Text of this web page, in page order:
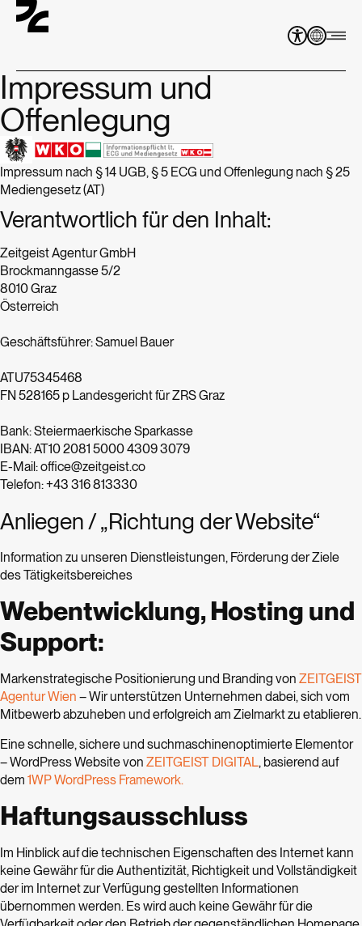
Impressum und
Offenlegung
Impressum nach § 14 UGB, § 5 ECG und Offenlegung nach § 25
Mediengesetz (AT)
Verantwortlich für den Inhalt:
Zeitgeist Agentur GmbH
Brockmanngasse 5/2
8010 Graz
Österreich
Geschäftsführer: Samuel Bauer
ATU75345468
FN 528165 p Landesgericht für ZRS Graz
Bank: Steiermaerkische Sparkasse
IBAN: AT10 2081 5000 4309 3079
E-Mail: office@zeitgeist.co
Telefon: +43 316 813330
Anliegen / „Richtung der Website“
Information zu unseren Dienstleistungen, Förderung der Ziele
des Tätigkeitsbereiches
Webentwicklung, Hosting und
Support:
Markenstrategische Positionierung und Branding von ZEITGEIST
Agentur Wien – Wir unterstützen Unternehmen dabei, sich vom
Mitbewerb abzuheben und erfolgreich am Zielmarkt zu etablieren.
Eine schnelle, sichere und suchmaschinenoptimierte Elementor
– WordPress Website von ZEITGEIST DIGITAL, basierend auf
dem 1WP WordPress Framework.
Haftungsausschluss
Im Hinblick auf die technischen Eigenschaften des Internet kann
keine Gewähr für die Authentizität, Richtigkeit und Vollständigkeit
der im Internet zur Verfügung gestellten Informationen
übernommen werden. Es wird auch keine Gewähr für die